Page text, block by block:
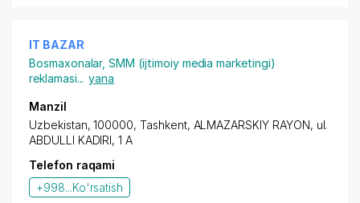
IT BAZAR
Bosmaxonalar,SMM (ijtimoiy media marketingi)
reklamasi... yana
Manzil
Uzbekistan, 100000, Tashkent, ALMAZARSKIY RAYON, ul.
ABDULLI KADIRI, 1 A
Telefon raqami
+998...Ko'rsatish